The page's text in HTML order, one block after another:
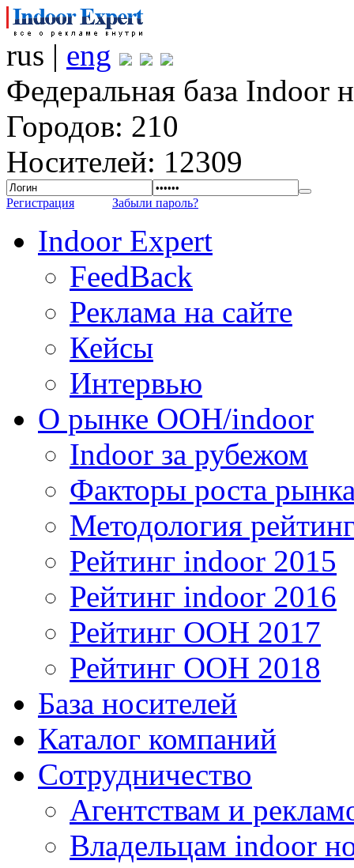
rus | eng
Федеральная база Indoor
Городов: 210
Носителей: 12309
Регистрация Забыли пароль?
Indoor Expert
FeedBack
Реклама на сайте
Кейсы
Интервью
О рынке OOH/indoor
Indoor за рубежом
Факторы роста
Методология
Рейтинг indoor 2015
Рейтинг indoor 2016
Рейтинг OOH 2017
Рейтинг OOH 2018
База носителей
Каталог компаний
Сотрудничество
Агентствам и
Владельцам indoor